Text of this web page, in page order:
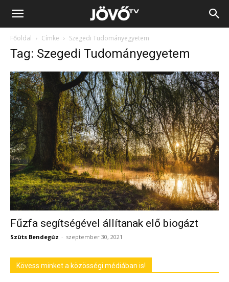
Jövő
Főoldal Címke Szegedi Tudományegyetem
Tag: Szegedi Tudományegyetem
Fűzfa segítségével állítanak elő biogázt
Szüts Bendegúz - szeptember 30, 2021
Kövess minket a közösségi médiában is!